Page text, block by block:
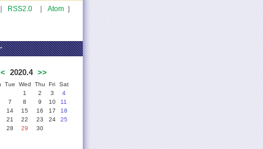
RSS2.0 Atom ］
人の喜ぶ顔が見えるような商品をそろえて
2020.4 >>
Tue Wed Thu Fri
Sat
1
2 3
4
7
8 9 10
11
14
15 16 17
18
21
22 23 24
25
28
29 30